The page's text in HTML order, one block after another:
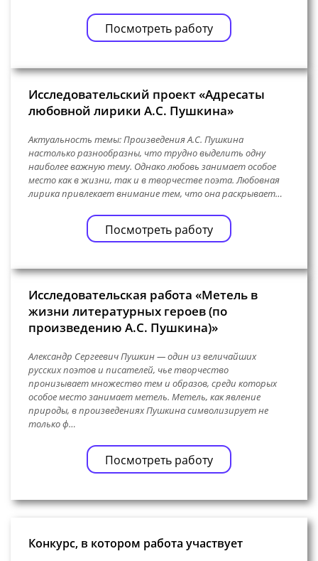
Посмотреть работу
Исследовательский проект «Адресаты
любовной лирики А.С. Пушкина»
Актуальность темы: Произведения А.С. Пушкина
настолько разнообразны, что трудно выделить одну
наиболее важную тему. Однако любовь занимает особое
место как в жизни, так и в творчестве поэта. Любовная
лирика привлекает внимание тем, что она раскрывает…
Посмотреть работу
Исследовательская работа «Метель в
жизни литературных героев (по
произведению А.С. Пушкина)»
Александр Сергеевич Пушкин — один из величайших
русских поэтов и писателей, чье творчество
пронизывает множество тем и образов, среди которых
особое место занимает метель. Метель, как явление
природы, в произведениях Пушкина символизирует не
только ф…
Посмотреть работу
Конкурс, в котором работа участвует